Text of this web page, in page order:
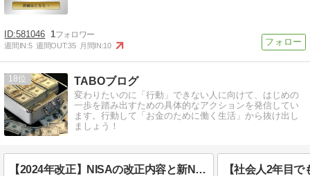
581046 1
週間IN:5 週間OUT:35 月間IN:10
18 TABOブログ
変わりたいのに「行動」できない人に向けて、はじめの
一歩を踏み出すための具体的なアクションを発信してい
ます。行動して「お金のために働く生活」から抜け出し
ましょう！
【2024年改正】NISAの改正内容と新NISAのすごいところをFPがわかりやすく解説！